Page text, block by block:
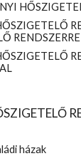
házak